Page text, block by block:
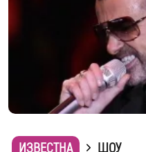
ИЗВЕСТНА
ШОУ